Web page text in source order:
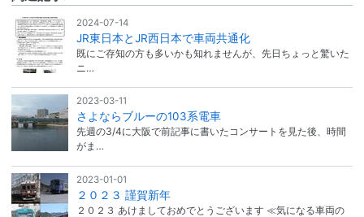
2024-07-14
JR東日本とJR西日本で車両共通化
既にご存知の方も多いかも知れませんが、先日ちょっと驚いた
ニ…
2023-03-11
さよならブルーの103系電車
先週の3/4に大阪で前記事に書いたコンサートを見た後、時間
がま…
2023-01-01
２０２３ 謹賀新年
２０２３ あけましておめでとうございます ≪気になる車両の